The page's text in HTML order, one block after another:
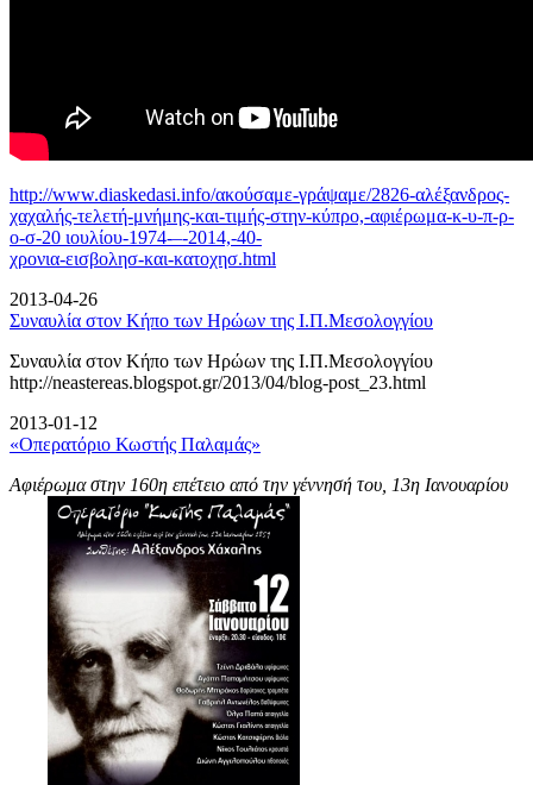
http://www.diaskedasi.info/ακούσαμε-γράψαμε/2826-αλέξανδρος-
χαχαλής-τελετή-μνήμης-και-τιμής-στην-κύπρο,-αφιέρωμα-κ-υ-π-ρ-
ο-σ-20 ιουλίου-1974-–-2014,-40-
χρονια-εισβολησ-και-κατοχησ.html
2013-04-26
Συναυλία στον Κήπο των Ηρώων της Ι.Π.Μεσολογγίου
Συναυλία στον Κήπο των Ηρώων της Ι.Π.Μεσολογγίου
http://neastereas.blogspot.gr/2013/04/blog-post_23.html
2013-01-12
«Οπερατόριο Κωστής Παλαμάς»
Αφιέρωμα στην 160η επέτειο από την γέννησή του, 13η Ιανουαρίου